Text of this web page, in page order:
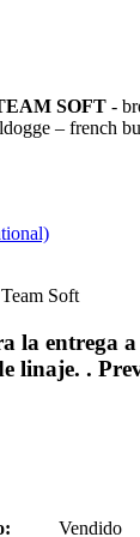
SOFT -
– french
Soft
la entrega
linaje. .
Vendido